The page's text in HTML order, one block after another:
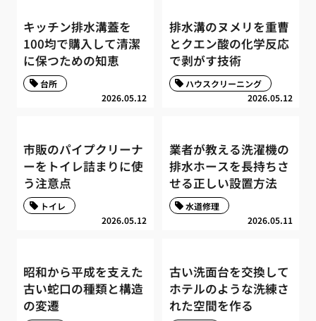
キッチン排水溝蓋を
100均で購入して清潔
に保つための知恵
2026.05.12
台所
排水溝のヌメリを重曹
とクエン酸の化学反応
で剥がす技術
2026.05.12
ハウスクリーニング
市販のパイプクリーナ
ーをトイレ詰まりに使
う注意点
2026.05.12
トイレ
業者が教える洗濯機の
排水ホースを長持ちさ
せる正しい設置方法
2026.05.11
水道修理
昭和から平成を支えた
古い蛇口の種類と構造
の変遷
古い洗面台を交換して
ホテルのような洗練さ
れた空間を作る